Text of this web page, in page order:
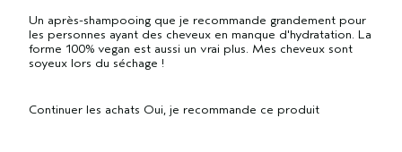
Un après-shampooing que je recommande grandement pour
les personnes ayant des cheveux en manque d'hydratation. La
forme 100% vegan est aussi un vrai plus. Mes cheveux sont
soyeux lors du séchage !
Continuer les achats Oui, je recommande ce produit